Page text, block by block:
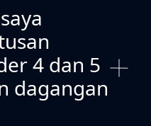
4 dan 5
dagangan